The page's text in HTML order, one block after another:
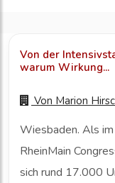
Von der
warum Wirkung...
Von Marion
Wiesbaden. Als
RheinMain
sich rund 17.000